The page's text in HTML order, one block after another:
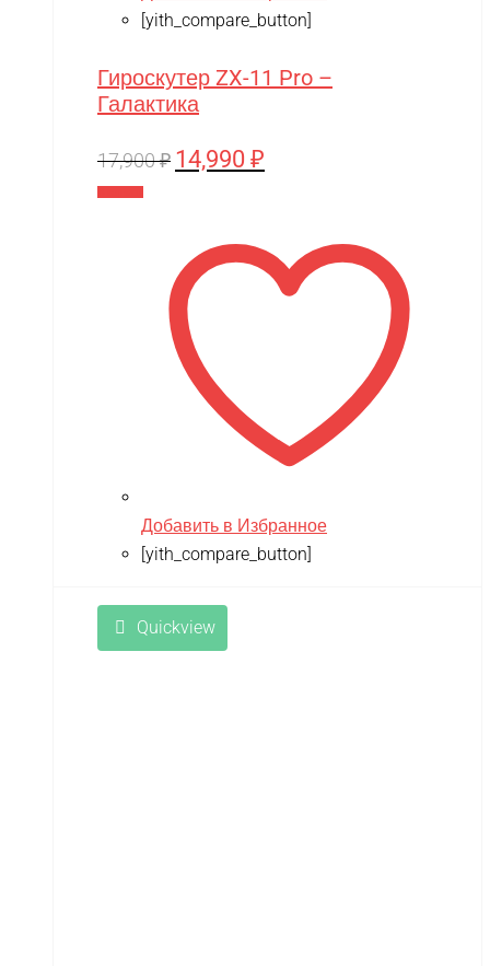
[yith_compare_button]
Гироскутер ZX-11 Pro –
Галактика
17,900₽ Первоначальная
17,900 ₽.
14,990 ₽
Добавить в Избранное
[yith_compare_button]
Quickview